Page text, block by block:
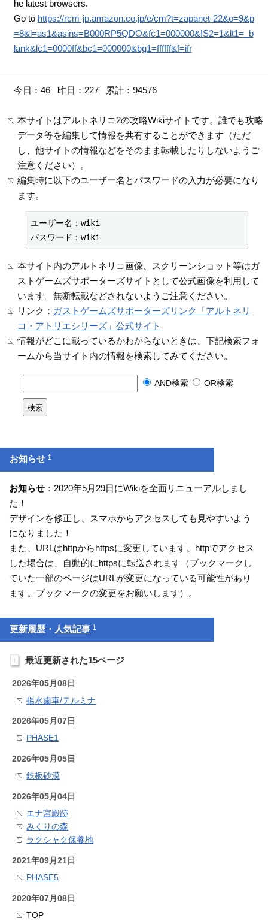
he latest browsers.
Go to https://rcm-jp.amazon.co.jp/e/cm?t=zapanet-22&o=9&p
=8&l=as1&asins=B000RP5QDO&fc1=000000&IS2=1&lt1=_b
lank&lc1=0000ff&bc1=000000&bg1=ffffff&f=ifr
今日：46 昨日：227 累計：94576
本サイトはアルトネリコ2の攻略Wikiサイトです。誰でも攻略
データ等を編集して情報を共有することができます（ただ
し、他サイトの情報などをそのまま転載したりしないようご
注意ください）。
編集時に以下のユーザー名とパスワードの入力が必要になり
ます。
ユーザー名：wiki
パスワード：wiki
本サイト内のアルトネリコ画像、スクリーンショット等はガ
ストゲームズサポーターズサイトとして公式画像を利用して
います。無断転載などされないようご注意ください。
リンク： ガストゲームズサポーターズリンク「アルトネリ
コ・アトリエシリーズ」公式サイト
情報がどこに載っているかわからないときは、下記検索フォ
ームから当サイト内の情報を検索してみてください。
AND検索 OR検索
お知らせ†
お知らせ ：2020年5月29日にWikiを全面リニューアルしまし
た！
デザインを修正し、スマホからアクセスしても見やすいよう
になりました！
また、URLはhttpからhttpsに変更しています。httpでアクセス
した場合は、自動的にhttpsに転送されます（ブックマークし
ていた一部のページはURLが変更になっている可能性があり
ます。ブックマークの変更をお願いします）。
更新履歴・ 人気記事 †
最近更新された15ページ
2026年05月08日
揚水歯車/テルミナ
2026年05月07日
PHASE1
2026年05月05日
鉄板砂漠
2026年05月04日
エナ宮殿跡
みくりの森
ラクシャク保養地
2021年09月21日
PHASE5
2020年07月08日
TOP